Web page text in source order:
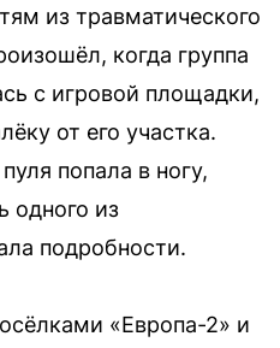
из травматического
когда группа
с игровой площадки,
от его участка.
попала в ногу,
одного из
подробности.
«Европа-2» и